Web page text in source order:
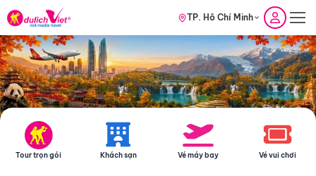
TP. Hồ Chí Minh
Tour trọn gói Khách sạn Vé máy bay Vé vui chơi